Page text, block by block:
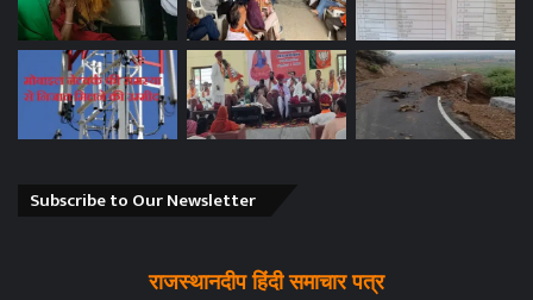
Subscribe to Our Newsletter
राजस्थानदीप हिंदी समाचार पत्र